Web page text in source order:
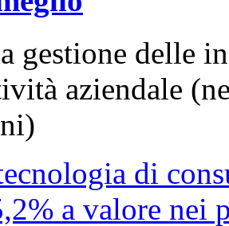
gestione delle
aziendale